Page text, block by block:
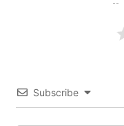
Subscribe